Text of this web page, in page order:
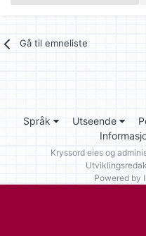
Gå til emneliste
Språk Utseende
Kryssord eies og
Powered by